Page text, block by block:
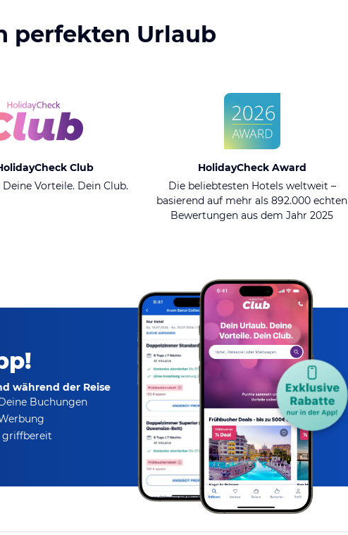
perfekten Urlaub
Club
Vorteile. Dein Club.
HolidayCheck Award
Die beliebtesten Hotels weltweit –
basierend auf mehr als 892.000 echten
Bewertungen aus dem Jahr 2025
während der Reise
Buchungen
griffbereit